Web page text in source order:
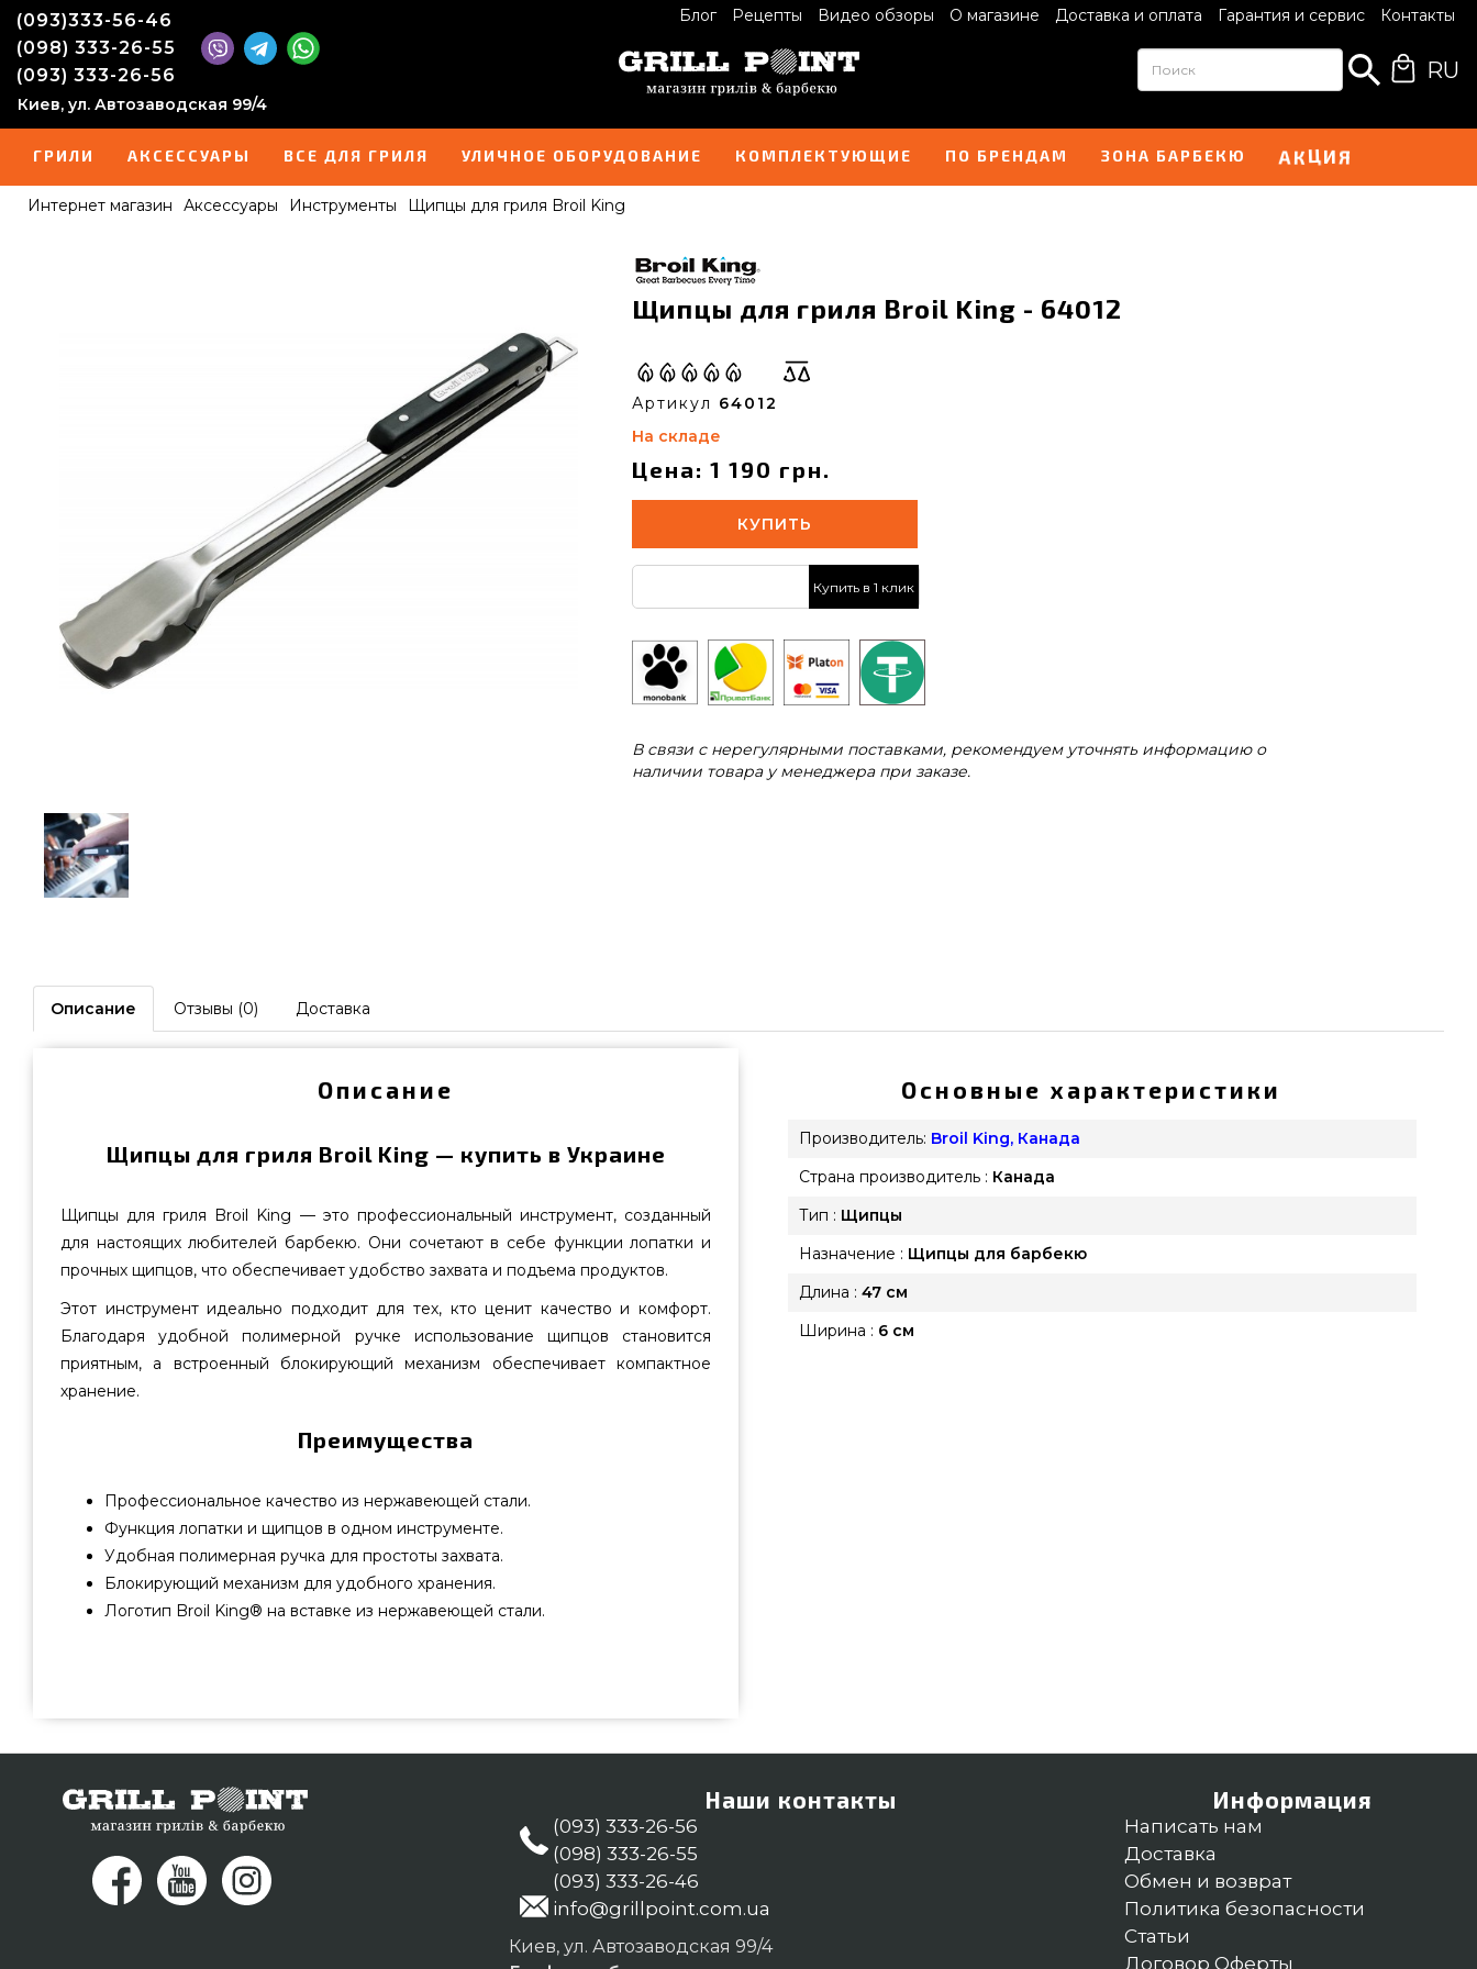
Блог Рецепты Видео обзоры О магазине Доставка и оплата Гарантия и сервис Контакты
(093)333-56-46
(098) 333-26-55
(093) 333-26-56
Киев, ул. Автозаводская 99/4
RU
ГРИЛИ АКСЕССУАРЫ ВСЕ ДЛЯ ГРИЛЯ УЛИЧНОЕ ОБОРУДОВАНИЕ КОМПЛЕКТУЮЩИЕ ПО БРЕНДАМ ЗОНА БАРБЕКЮ АКЦИЯ
Интернет магазин Аксессуары Инструменты Щипцы для гриля Broil King
Щипцы для гриля Broil King - 64012
Артикул 64012
На складе
Цена: 1 190 грн.
КУПИТЬ
Купить в 1 клик
В связи с нерегулярными поставками, рекомендуем уточнять информацию о
наличии товара у менеджера при заказе.
Описание Отзывы (0) Доставка
Описание
Щипцы для гриля Broil King — купить в Украине
Щипцы для гриля Broil King — это профессиональный инструмент, созданный
для настоящих любителей барбекю. Они сочетают в себе функции лопатки и
прочных щипцов, что обеспечивает удобство захвата и подъема продуктов.
Этот инструмент идеально подходит для тех, кто ценит качество и комфорт.
Благодаря удобной полимерной ручке использование щипцов становится
приятным, а встроенный блокирующий механизм обеспечивает компактное
хранение.
Преимущества
Профессиональное качество из нержавеющей стали.
Функция лопатки и щипцов в одном инструменте.
Удобная полимерная ручка для простоты захвата.
Блокирующий механизм для удобного хранения.
Логотип Broil King® на вставке из нержавеющей стали.
предложения на Инструменты в интернет магазине GrillPoint. Напишите нашим
экспертам на номер 0(800) 337-275 и мы поможем выбрать покупателям в: Харьков,
Основные характеристики
Производитель: Broil King, Канада
Страна производитель : Канада
Тип : Щипцы
Назначение : Щипцы для барбекю
Длина : 47 см
Ширина : 6 см
Наши контакты
(093) 333-26-56
(098) 333-26-55
(093) 333-26-46
info@grillpoint.com.ua
Киев, ул. Автозаводская 99/4
Информация
Написать нам
Доставка
Обмен и возврат
Политика безопасности
Статьи
Договор Оферты